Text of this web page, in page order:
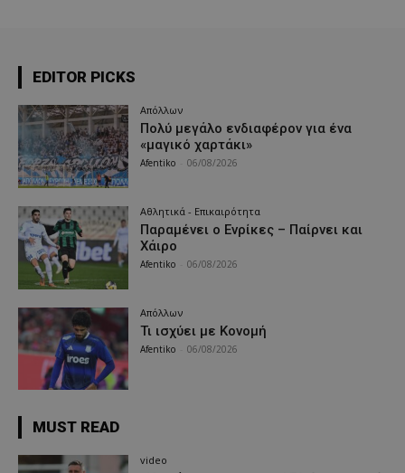
EDITOR PICKS
Απόλλων
Πολύ μεγάλο ενδιαφέρον για ένα
«μαγικό χαρτάκι»
Afentiko 06/08/2026
Αθλητικά - Επικαιρότητα
Παραμένει ο Ενρίκες – Παίρνει και
Χάιρο
Afentiko 06/08/2026
Απόλλων
Τι ισχύει με Κονομή
Afentiko 06/08/2026
MUST READ
video